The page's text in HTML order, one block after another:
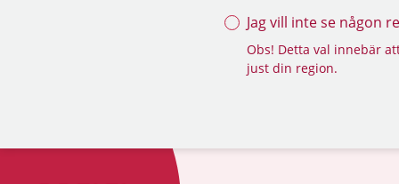
Jag vill inte se någon
Obs! Detta val innebär
just din region.